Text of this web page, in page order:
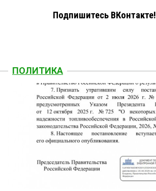
Подпишитесь ВКонтакте!
ПОЛИТИКА